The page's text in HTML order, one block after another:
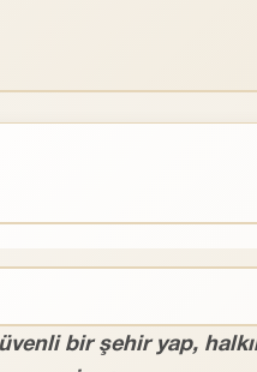
bir şehir yap,